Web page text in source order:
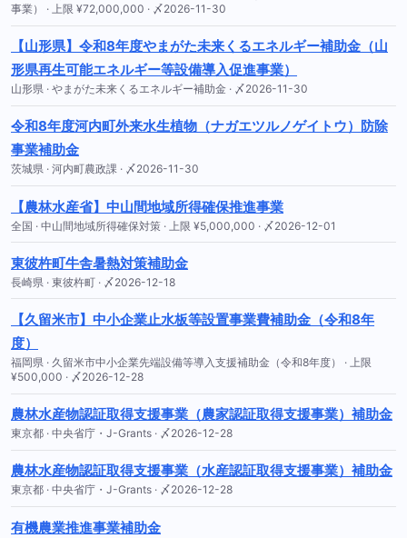
事業） · 上限 ¥72,000,000 · 〆2026-11-30
【山形県】令和8年度やまがた未来くるエネルギー補助金（山
形県再生可能エネルギー等設備導入促進事業）
山形県 · やまがた未来くるエネルギー補助金 · 〆2026-11-30
令和8年度河内町外来水生植物（ナガエツルノゲイトウ）防除
事業補助金
茨城県 · 河内町農政課 · 〆2026-11-30
【農林水産省】中山間地域所得確保推進事業
全国 · 中山間地域所得確保対策 · 上限 ¥5,000,000 · 〆2026-12-01
東彼杵町牛舎暑熱対策補助金
長崎県 · 東彼杵町 · 〆2026-12-18
【久留米市】中小企業止水板等設置事業費補助金（令和8年
度）
福岡県 · 久留米市中小企業先端設備等導入支援補助金（令和8年度） · 上限
¥500,000 · 〆2026-12-28
農林水産物認証取得支援事業（農家認証取得支援事業）補助金
東京都 · 中央省庁・J-Grants · 〆2026-12-28
農林水産物認証取得支援事業（水産認証取得支援事業）補助金
東京都 · 中央省庁・J-Grants · 〆2026-12-28
有機農業推進事業補助金